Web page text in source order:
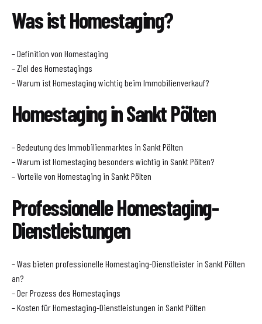
Was ist Homestaging?
– Definition von Homestaging
– Ziel des Homestagings
– Warum ist Homestaging wichtig beim Immobilienverkauf?
Homestaging in Sankt Pölten
– Bedeutung des Immobilienmarktes in Sankt Pölten
– Warum ist Homestaging besonders wichtig in Sankt Pölten?
– Vorteile von Homestaging in Sankt Pölten
Professionelle Homestaging-
Dienstleistungen
– Was bieten professionelle Homestaging-Dienstleister in Sankt Pölten
an?
– Der Prozess des Homestagings
– Kosten für Homestaging-Dienstleistungen in Sankt Pölten